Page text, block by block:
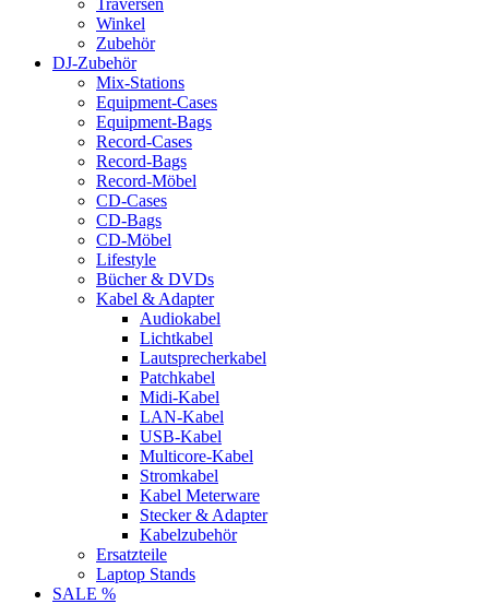
Traversen
Winkel
Zubehör
DJ-Zubehör
Mix-Stations
Equipment-Cases
Equipment-Bags
Record-Cases
Record-Bags
Record-Möbel
CD-Cases
CD-Bags
CD-Möbel
Lifestyle
Bücher & DVDs
Kabel & Adapter
Audiokabel
Lichtkabel
Lautsprecherkabel
Patchkabel
Midi-Kabel
LAN-Kabel
USB-Kabel
Multicore-Kabel
Stromkabel
Kabel Meterware
Stecker & Adapter
Kabelzubehör
Ersatzteile
Laptop Stands
SALE %